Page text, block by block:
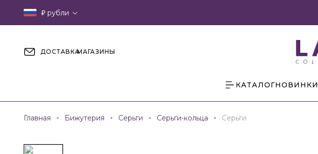
₽ рубли
ДОСТАВКАМАГАЗИНЫ
КАТАЛОГНОВИНКИ
Главная Бижутерия Серьги Серьги-кольца Серьги